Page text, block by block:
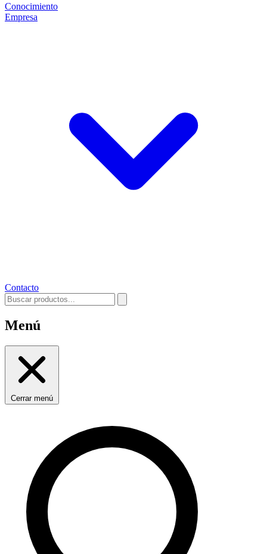
Conocimiento
Empresa
Contacto
Menú
Cerrar menú